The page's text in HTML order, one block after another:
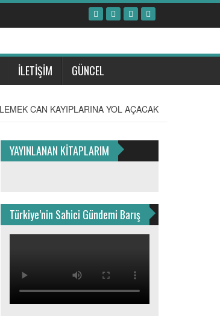
İLETİŞİM GÜNCEL
CAN KAYIPLARINA YOL AÇACAK
YAYINLANAN KİTAPLARIM
Türkiye’nin Sahici Gündemi Barış